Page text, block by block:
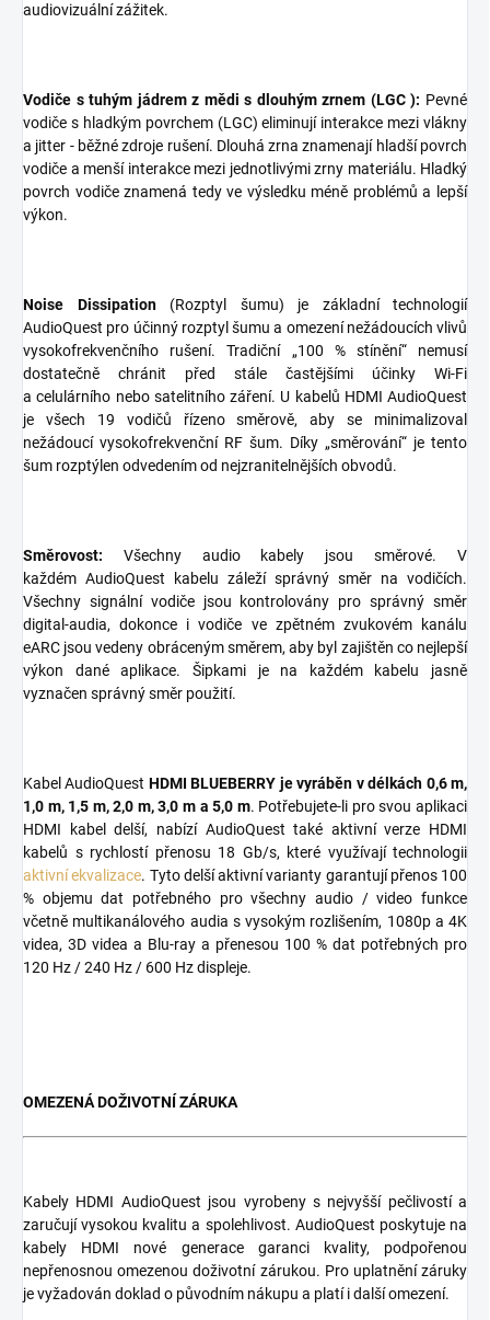
audiovizuální zážitek.
Vodiče s tuhým jádrem z mědi s dlouhým zrnem (LGC ): Pevné
vodiče s hladkým povrchem (LGC) eliminují interakce mezi vlákny
a jitter - běžné zdroje rušení. Dlouhá zrna znamenají hladší povrch
vodiče a menší interakce mezi jednotlivými zrny materiálu. Hladký
povrch vodiče znamená tedy ve výsledku méně problémů a lepší
výkon.
Noise Dissipation(Rozptyl šumu) je základní technologií
AudioQuest pro účinný rozptyl šumu a omezení nežádoucích vlivů
vysokofrekvenčního rušení. Tradiční „100 % stínění“ nemusí
dostatečně chránit před stále častějšími účinky Wi-Fi
a celulárního nebo satelitního záření. U kabelů HDMI AudioQuest
je všech 19 vodičů řízeno směrově, aby se minimalizoval
nežádoucí vysokofrekvenční RF šum. Díky „směrování“ je tento
šum rozptýlen odvedením od nejzranitelnějších obvodů.
Směrovost: Všechny audio kabely jsou směrové. V
každém AudioQuest kabelu záleží správný směr na vodičích.
Všechny signální vodiče jsou kontrolovány pro správný směr
digital-audia, dokonce i vodiče ve zpětném zvukovém kanálu
eARC jsou vedeny obráceným směrem, aby byl zajištěn co nejlepší
výkon dané aplikace. Šipkami je na každém kabelu jasně
vyznačen správný směr použití.
Kabel AudioQuest HDMI BLUEBERRY je vyráběn v délkách 0,6 m,
1,0 m, 1,5 m, 2,0 m, 3,0 m a 5,0 m. Potřebujete-li pro svou aplikaci
HDMI kabel delší, nabízí AudioQuest také aktivní verze HDMI
kabelů s rychlostí přenosu 18 Gb/s, které využívají technologii
aktivní ekvalizace. Tyto delší aktivní varianty garantují přenos 100
% objemu dat potřebného pro všechny audio / video funkce
včetně multikanálového audia s vysokým rozlišením, 1080p a 4K
videa, 3D videa a Blu-ray a přenesou 100 % dat potřebných pro
120 Hz / 240 Hz / 600 Hz displeje.
OMEZENÁ DOŽIVOTNÍ ZÁRUKA
Kabely HDMI AudioQuest jsou vyrobeny s nejvyšší pečlivostí a
zaručují vysokou kvalitu a spolehlivost. AudioQuest poskytuje na
kabely HDMI nové generace garanci kvality, podpořenou
nepřenosnou omezenou doživotní zárukou. Pro uplatnění záruky
je vyžadován doklad o původním nákupu a platí i další omezení.